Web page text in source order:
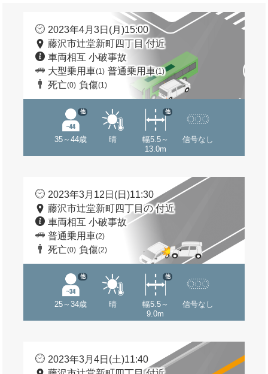
2023年4月3日(月)15:00
藤沢市辻堂新町四丁目 付近
車両相互 小破事故
大型乗用車(1) 普通乗用車(1)
死亡(0) 負傷(1)
35～44歳
他
晴
幅5.5～
13.0m
他
信号なし
2023年3月12日(日)11:30
藤沢市辻堂新町四丁目の 付近
車両相互 小破事故
普通乗用車(2)
死亡(0) 負傷(2)
25～34歳
他
晴
幅5.5～
9.0m
他
信号なし
2023年3月4日(土)11:40